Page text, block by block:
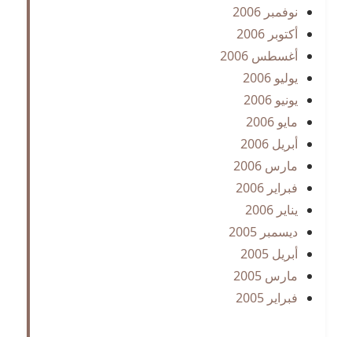
نوفمبر 2006
أكتوبر 2006
أغسطس 2006
يوليو 2006
يونيو 2006
مايو 2006
أبريل 2006
مارس 2006
فبراير 2006
يناير 2006
ديسمبر 2005
أبريل 2005
مارس 2005
فبراير 2005